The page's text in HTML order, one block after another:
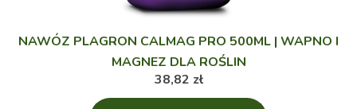
NAWÓZ PLAGRON CALMAG PRO 500ML | WAPNO I
MAGNEZ DLA ROŚLIN
38,82 zł